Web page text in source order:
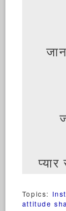
Topics:
attitude